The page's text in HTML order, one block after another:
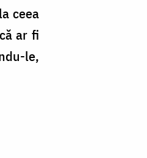
ceea
ar fi
le,